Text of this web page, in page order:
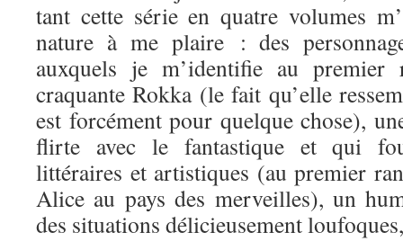
tant cette série en quatre volumes
nature à me plaire : des
auxquels je m’identifie au premier
craquante Rokka (le fait qu’elle
est forcément pour quelque chose),
flirte avec le fantastique et qui
littéraires et artistiques (au premier
Alice au pays des merveilles), un
des situations délicieusement